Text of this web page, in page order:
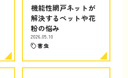
機能性網戸ネットが
解決するペットや花
粉の悩み
2026.05.10
害虫